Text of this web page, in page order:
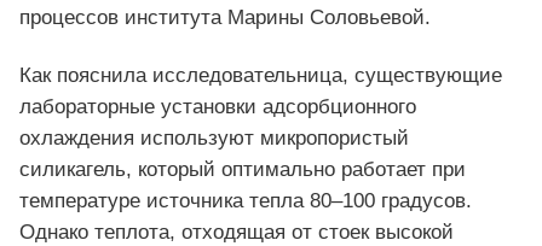
процессов института Марины Соловьевой.
Как пояснила исследовательница, существующие
лабораторные установки адсорбционного
охлаждения используют микропористый
силикагель, который оптимально работает при
температуре источника тепла 80–100 градусов.
Однако теплота, отходящая от стоек высокой